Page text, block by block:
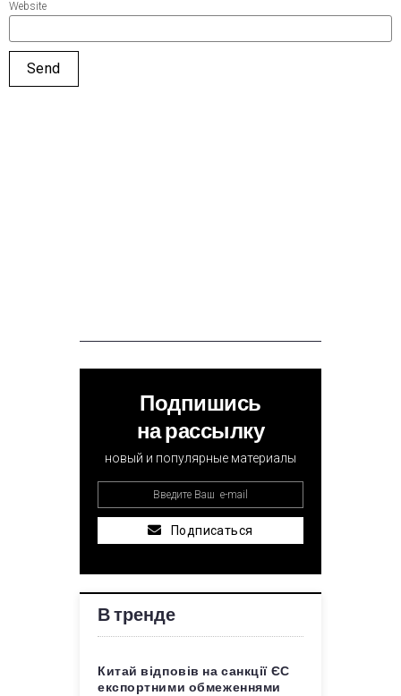
Website
Подпишись
на рассылку
новый и популярные материалы
Подписаться
В тренде
Китай відповів на санкції ЄС
експортними обмеженнями